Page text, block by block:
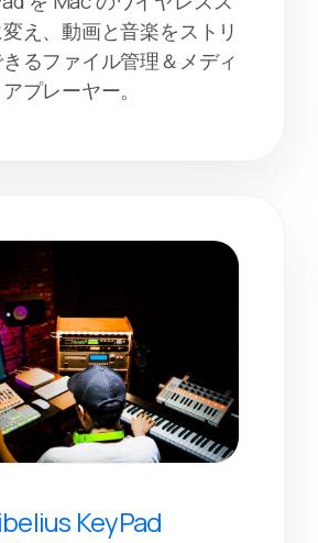
え、動画と音楽をストリ
るファイル管理＆メディ
アプレーヤー。
KeyPad